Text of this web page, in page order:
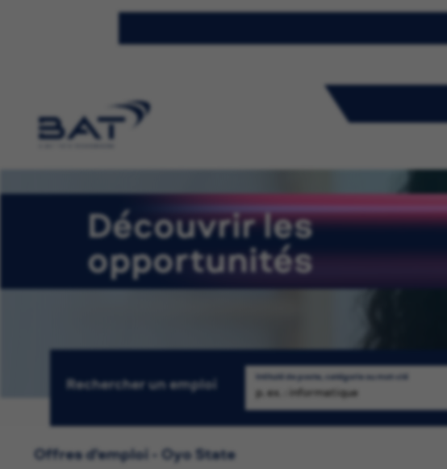
Découvrir les
opportunités
Rechercher un emploi Intitulé de poste, catégorie ou mot-clé
Rechercher
Offres d'emploi - Oyo State